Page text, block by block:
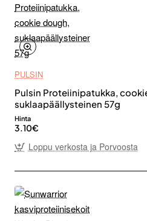
PULSIN
Pulsin Proteiinipatukka,
suklaapäällysteinen 57g
Hinta
3.10€
Loppu verkosta ja Porvoosta